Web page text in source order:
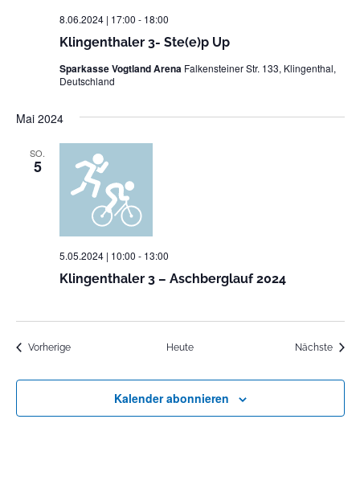
Klingenthaler 3- Ste(e)p Up
8.06.2024 | 17:00 - 18:00
Sparkasse Vogtland Arena Falkensteiner Str. 133, Klingenthal,
Deutschland
Mai 2024
SO.
5
Klingenthaler 3 – Aschberglauf 2024
5.05.2024 | 10:00 - 13:00
VorherigeVeranstaltungen Heute Nächste
Kalender abonnieren